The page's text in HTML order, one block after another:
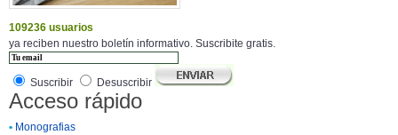
109236 usuarios
ya reciben nuestro boletín informativo. Suscribite gratis.
Suscribir Desuscribir
Acceso rápido
• Monografias